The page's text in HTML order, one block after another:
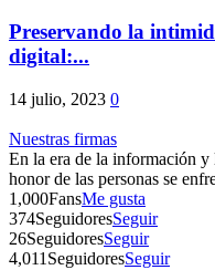
Preservando la
digital:...
14 julio, 2023 0
Nuestras firmas
En la era de la información y
honor de las personas se
1,000FansMe gusta
374SeguidoresSeguir
26SeguidoresSeguir
4,011 SeguidoresSeguir